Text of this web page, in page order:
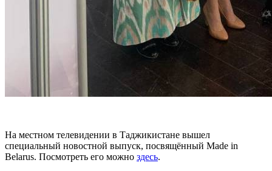
На местном телевидении в Таджикистане вышел
специальный новостной выпуск, посвящённый Made in
Belarus. Посмотреть его можно здесь.